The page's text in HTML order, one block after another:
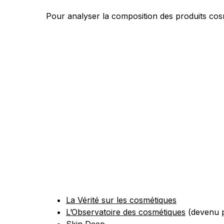
Pour analyser la composition des produits
La Vérité sur les cosmétiques
L’Observatoire des cosmétiques (devenu